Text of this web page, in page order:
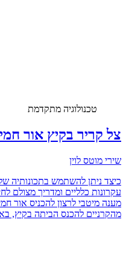
טכנולוגיה מתקדמת
צל קריר בקיץ אור
שירי מוטס לוין
כיצד ניתן להשתמש בתכונותיה
עקרונות כלליים ומדריך מצולם
מענה מיטבי לרצון להכניס אור
מהקרניים להכנס הביתה בקיץ,